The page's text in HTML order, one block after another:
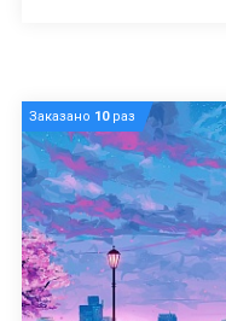
Заказано 10раз